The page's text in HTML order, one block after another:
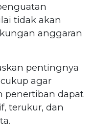
tidak akan
anggaran
pentingnya
agar
penertiban dapat
terukur, dan